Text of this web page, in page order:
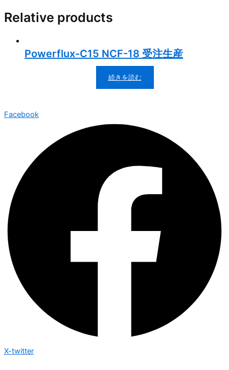
Relative products
Powerflux-C15 NCF-18 受注生産
続きを読む
Facebook
X-twitter